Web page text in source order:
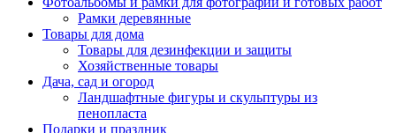
Рамки деревянные
Товары для дома
Товары для дезинфекции и защиты
Хозяйственные товары
Дача, сад и огород
Ландшафтные фигуры и скульптуры из
пенопласта
Подарки и праздник